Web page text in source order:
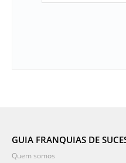
GUIA FRANQUIAS DE
Quem somos